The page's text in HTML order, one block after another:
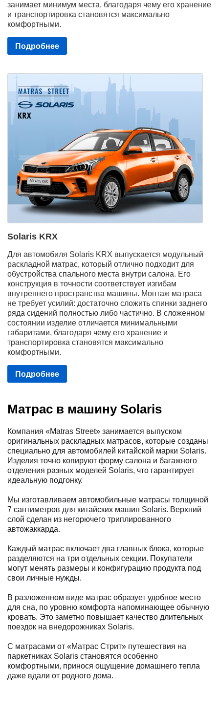
занимает минимум места, благодаря чему его хранение
и транспортировка становятся максимально
комфортными.
Подробнее
Solaris KRX
Для автомобиля Solaris KRX выпускается модульный
раскладной матрас, который отлично подходит для
обустройства спального места внутри салона. Его
конструкция в точности соответствует изгибам
внутреннего пространства машины. Монтаж матраса
не требует усилий: достаточно сложить спинки заднего
ряда сидений полностью либо частично. В сложенном
состоянии изделие отличается минимальными
габаритами, благодаря чему его хранение и
транспортировка становятся максимально
комфортными.
Подробнее
Матрас в машину Solaris
Компания «Matras Street» занимается выпуском
оригинальных раскладных матрасов, которые созданы
специально для автомобилей китайской марки Solaris.
Изделия точно копируют форму салона и багажного
отделения разных моделей Solaris, что гарантирует
идеальную подгонку.
Мы изготавливаем автомобильные матрасы толщиной
7 сантиметров для китайских машин Solaris. Верхний
слой сделан из негорючего триплированного
автожаккарда.
Каждый матрас включает два главных блока, которые
разделяются на три отдельных секции. Покупатели
могут менять размеры и конфигурацию продукта под
свои личные нужды.
В разложенном виде матрас образует удобное место
для сна, по уровню комфорта напоминающее обычную
кровать. Это заметно повышает качество длительных
поездок на внедорожниках Solaris.
С матрасами от «Матрас Стрит» путешествия на
паркетниках Solaris становятся особенно
комфортными, принося ощущение домашнего тепла
даже вдали от родного дома.